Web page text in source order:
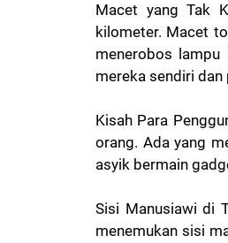
Macet yang Tak
kilometer. Macet
menerobos lampu
mereka sendiri dan
Kisah Para
orang. Ada yang
asyik bermain
Sisi Manusiawi di
menemukan sisi